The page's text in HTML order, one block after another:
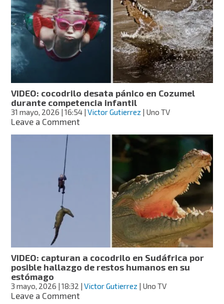
reporte
de
arrastre
por
cocodrilo
en
VIDEO: cocodrilo desata pánico en Cozumel
durante competencia infantil
31 mayo, 2026 | 16:54 |Victor Gutierrez | Uno TV
Leave a Commenton
competencia
VIDEO: capturan a cocodrilo en Sudáfrica por
posible hallazgo de restos humanos en su
estómago
3 mayo, 2026 | 18:32 |Victor Gutierrez | Uno TV
Leave a Commenton